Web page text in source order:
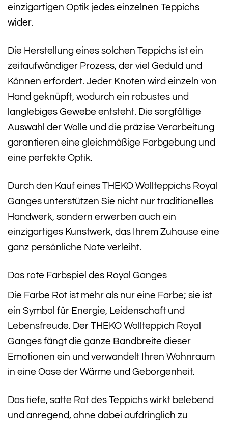
einzigartigen Optik jedes einzelnen Teppichs
wider.
Die Herstellung eines solchen Teppichs ist ein
zeitaufwändiger Prozess, der viel Geduld und
Können erfordert. Jeder Knoten wird einzeln von
Hand geknüpft, wodurch ein robustes und
langlebiges Gewebe entsteht. Die sorgfältige
Auswahl der Wolle und die präzise Verarbeitung
garantieren eine gleichmäßige Farbgebung und
eine perfekte Optik.
Durch den Kauf eines THEKO Wollteppichs Royal
Ganges unterstützen Sie nicht nur traditionelles
Handwerk, sondern erwerben auch ein
einzigartiges Kunstwerk, das Ihrem Zuhause eine
ganz persönliche Note verleiht.
Das rote Farbspiel des Royal Ganges
Die Farbe Rot ist mehr als nur eine Farbe; sie ist
ein Symbol für Energie, Leidenschaft und
Lebensfreude. Der THEKO Wollteppich Royal
Ganges fängt die ganze Bandbreite dieser
Emotionen ein und verwandelt Ihren Wohnraum
in eine Oase der Wärme und Geborgenheit.
Das tiefe, satte Rot des Teppichs wirkt belebend
und anregend, ohne dabei aufdringlich zu